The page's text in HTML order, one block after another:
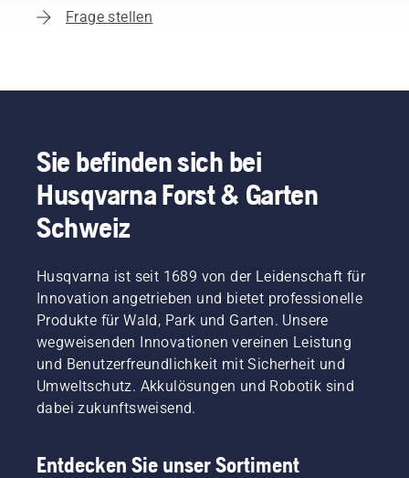
Frage stellen
Sie befinden sich bei
Husqvarna Forst & Garten
Schweiz
Husqvarna ist seit 1689 von der Leidenschaft für
Innovation angetrieben und bietet professionelle
Produkte für Wald, Park und Garten. Unsere
wegweisenden Innovationen vereinen Leistung
und Benutzerfreundlichkeit mit Sicherheit und
Umweltschutz. Akkulösungen und Robotik sind
dabei zukunftsweisend.
Entdecken Sie unser Sortiment